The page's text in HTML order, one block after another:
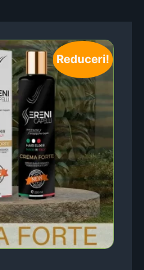
Reduceri!